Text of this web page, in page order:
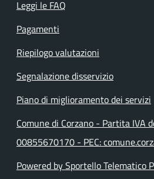
Leggi le FAQ
Pagamenti
Riepilogo valutazioni
Segnalazione disservizio
Piano di miglioramento dei servizi
Comune di Corzano - Partita IVA
00855670170 - PEC:
Powered by Sportello Telematico